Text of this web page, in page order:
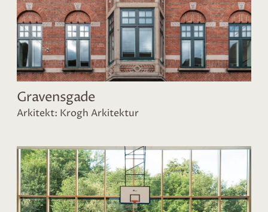
Gravensgade
Arkitekt: Krogh Arkitektur